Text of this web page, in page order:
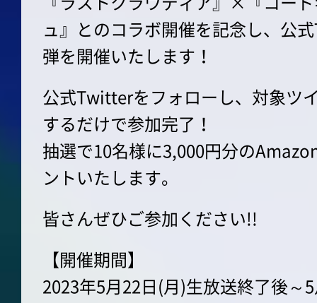
ュ』とのコラボ開催を記念し、公
弾を開催いたします！
公式Twitterをフォローし、対象ツ
するだけで参加完了！
抽選で10名様に3,000円分の
ントいたします。
皆さんぜひご参加ください!!
【開催期間】
2023年5月22日(月)生放送終了後～